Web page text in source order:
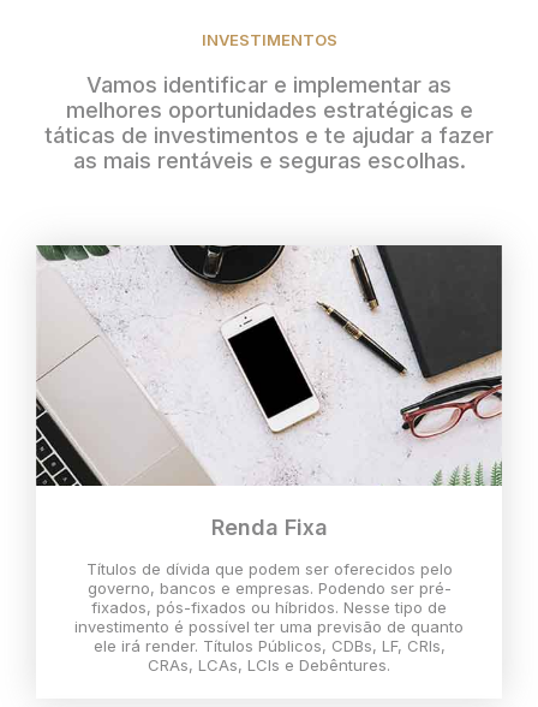
INVESTIMENTOS
Vamos identificar e implementar as
melhores oportunidades estratégicas e
táticas de investimentos e te ajudar a fazer
as mais rentáveis e seguras escolhas.
Renda Fixa
Títulos de dívida que podem ser oferecidos pelo
governo, bancos e empresas. Podendo ser pré-
fixados, pós-fixados ou híbridos. Nesse tipo de
investimento é possível ter uma previsão de quanto
ele irá render. Títulos Públicos, CDBs, LF, CRIs,
CRAs, LCAs, LCIs e Debêntures.